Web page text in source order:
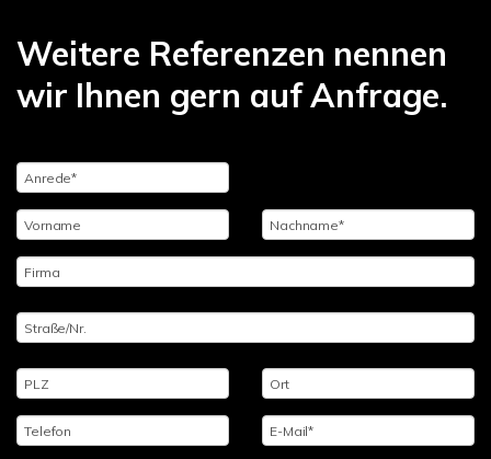
Weitere Referenzen nennen
wir Ihnen gern auf Anfrage.